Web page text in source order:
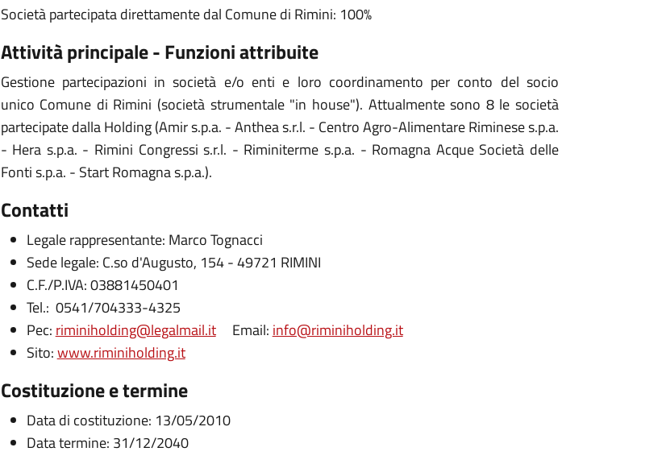
Società partecipata direttamente dal Comune di Rimini: 100%
Attività principale - Funzioni attribuite
Gestione partecipazioni in società e/o enti e loro coordinamento per conto del socio
unico Comune di Rimini (società strumentale "in house"). Attualmente sono 8 le società
partecipate dalla Holding (Amir s.p.a. - Anthea s.r.l. - Centro Agro-Alimentare Riminese s.p.a.
- Hera s.p.a. - Rimini Congressi s.r.l. - Riminiterme s.p.a. - Romagna Acque Società delle
Fonti s.p.a. - Start Romagna s.p.a.).
Contatti
Legale rappresentante: Marco Tognacci
Sede legale: C.so d'Augusto, 154 - 49721 RIMINI
C.F./P.IVA: 03881450401
Tel.: 0541/704333-4325
Pec: riminiholding@legalmail.itEmail: info@riminiholding.it
Sito:www.riminiholding.it
Costituzione e termine
Data di costituzione: 13/05/2010
Data termine: 31/12/2040